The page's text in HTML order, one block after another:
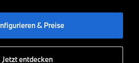
& Preise
Jetzt entdecken